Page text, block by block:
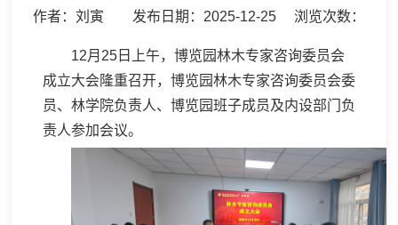
作者：刘寅 发布日期：2025-12-25 浏览次数：
12月25日上午，博览园林木专家咨询委员会
成立大会隆重召开，博览园林木专家咨询委员会委
员、林学院负责人、博览园班子成员及内设部门负
责人参加会议。